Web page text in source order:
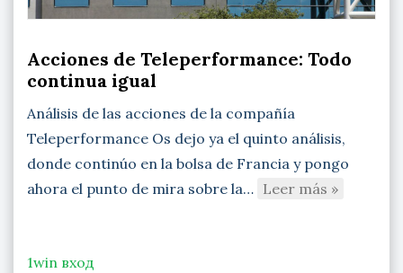
Acciones de Teleperformance: Todo
continua igual
Análisis de las acciones de la compañía
Teleperformance Os dejo ya el quinto análisis,
donde continúo en la bolsa de Francia y pongo
ahora el punto de mira sobre la… Leer más »
1win вход